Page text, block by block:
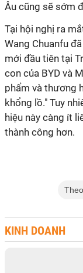
Âu cũng sẽ sớm
Tại hội nghị ra
Wang Chuanfu
mới đầu tiên tại
con của BYD và
phẩm và thương
khổng lồ." Tuy
hiệu này càng ít
thành công hơn.
Theo
KINH DOANH